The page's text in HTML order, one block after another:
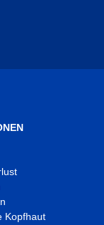
Kopfhaut